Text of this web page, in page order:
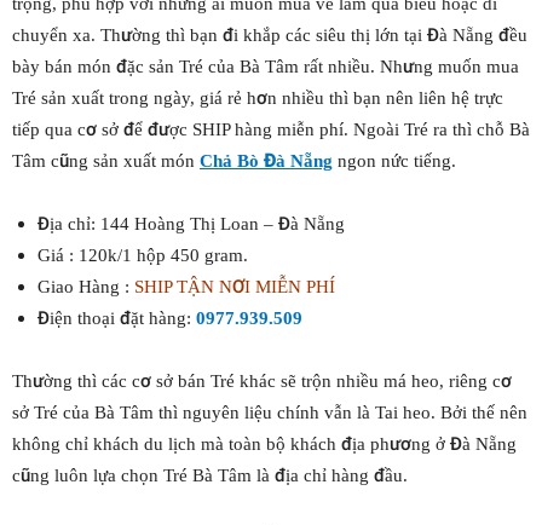
chuyển xa. Thường thì bạn đi khắp các siêu thị lớn tại Đà Nẵng đều
bày bán món đặc sản Tré của Bà Tâm rất nhiều. Nhưng muốn mua
Tré sản xuất trong ngày, giá rẻ hơn nhiều thì bạn nên liên hệ trực
tiếp qua cơ sở để được SHIP hàng miễn phí. Ngoài Tré ra thì chỗ Bà
Tâm cũng sản xuất món Chả Bò Đà Nẵng ngon nức tiếng.
Địa chỉ: 144 Hoàng Thị Loan – Đà Nẵng
Giá : 120k/1 hộp 450 gram.
Giao Hàng : SHIP TẬN NƠI MIỄN PHÍ
Điện thoại đặt hàng: 0977.939.509
Thường thì các cơ sở bán Tré khác sẽ trộn nhiều má heo, riêng cơ
sở Tré của Bà Tâm thì nguyên liệu chính vẫn là Tai heo. Bởi thế nên
không chỉ khách du lịch mà toàn bộ khách địa phương ở Đà Nẵng
cũng luôn lựa chọn Tré Bà Tâm là địa chỉ hàng đầu.